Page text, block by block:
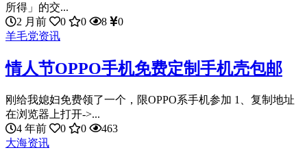
所得」的交...
2 月前
0 0 8
0
羊毛党资讯
情人节OPPO手机免费定制手机壳包邮
刚给我媳妇免费领了一个，限OPPO系手机参加 1、复制地址
在浏览器上打开->...
4 年前
0 0
463
大海资讯